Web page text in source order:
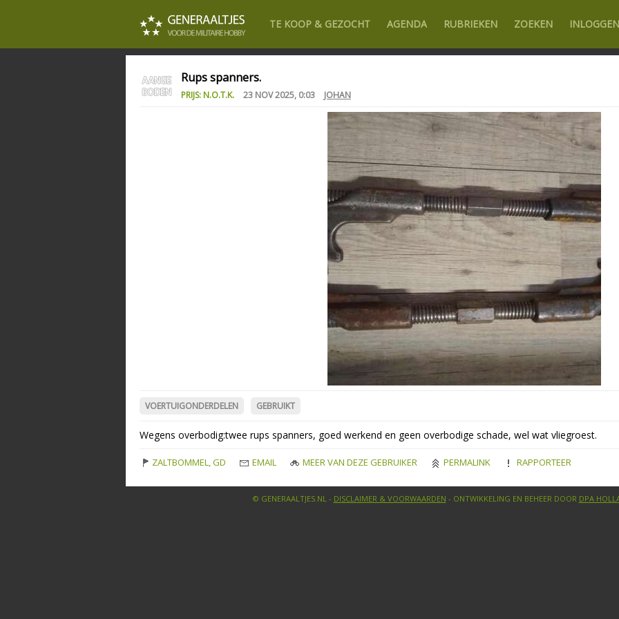
TE KOOP & GEZOCHT AGENDA RUBRIEKEN ZOEKEN INLOGGEN
Rups spanners.
PRIJS: N.O.T.K. 23 NOV 2025, 0:03 JOHAN
VOERTUIGONDERDELEN GEBRUIKT
Wegens overbodig:twee rups spanners, goed werkend en geen overbodige schade, wel wat vliegroest.
ZALTBOMMEL, GD EMAIL MEER VAN DEZE GEBRUIKER PERMALINK RAPPORTEER
© GENERAALTJES.NL - DISCLAIMER & VOORWAARDEN - ONTWIKKELING EN BEHEER DOOR DPA